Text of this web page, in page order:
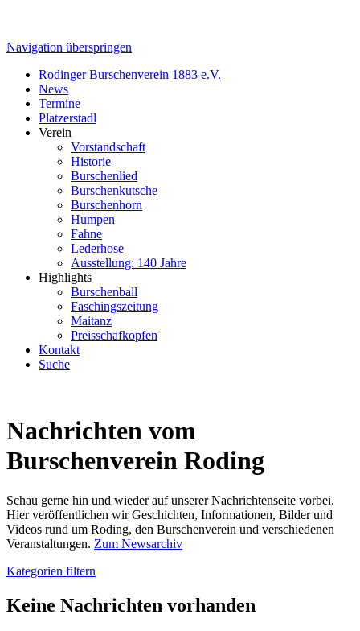
Navigation überspringen
Rodinger Burschenverein 1883 e.V.
News
Termine
Platzerstadl
Verein
Vorstandschaft
Historie
Burschenlied
Burschenkutsche
Burschenhorn
Humpen
Fahne
Lederhose
Ausstellung: 140 Jahre
Highlights
Burschenball
Faschingszeitung
Maitanz
Preisschafkopfen
Kontakt
Suche
Nachrichten vom
Burschenverein Roding
Schau gerne hin und wieder auf unserer Nachrichtenseite vorbei.
Hier veröffentlichen wir Geschichten, Informationen, Bilder und
Videos rund um Roding, den Burschenverein und verschiedenen
Veranstaltungen. Zum Newsarchiv
Kategorien filtern
Keine Nachrichten vorhanden